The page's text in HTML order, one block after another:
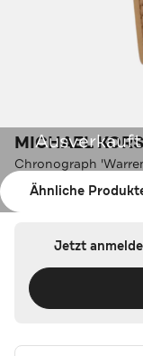
Ausverkauft
Ähnliche
MICHAEL KORS
Chronograph
Farbe:gold-beige
Jetzt